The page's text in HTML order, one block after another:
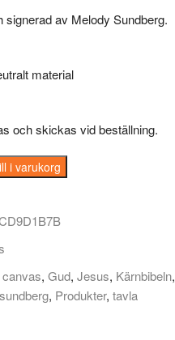
signerad av Melody Sundberg.
material
och skickas vid beställning.
i varukorg
canvas, Gud, Jesus, Kärnbibeln,
, Produkter, tavla